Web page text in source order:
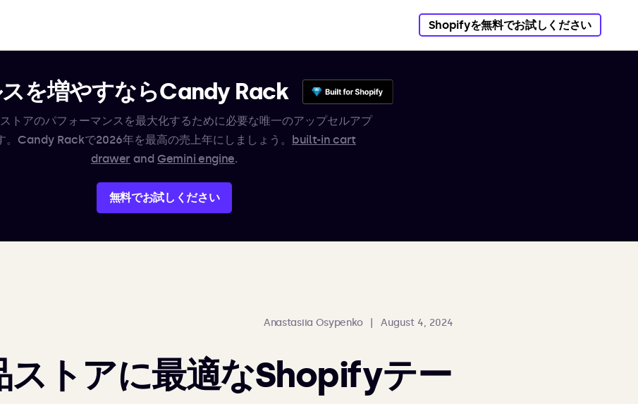
Shopifyを無料でお試しください
を増やすならCandy Rack
トアのパフォーマンスを最大化するために必要な唯一のアップセルアプ
。Candy Rackで2026年を最高の売上年にしましょう。 built-in cart
drawer andGemini engine.
無料でお試しください
Anastasiia Osypenko August 4, 2024
ストアに最適なShopifyテー